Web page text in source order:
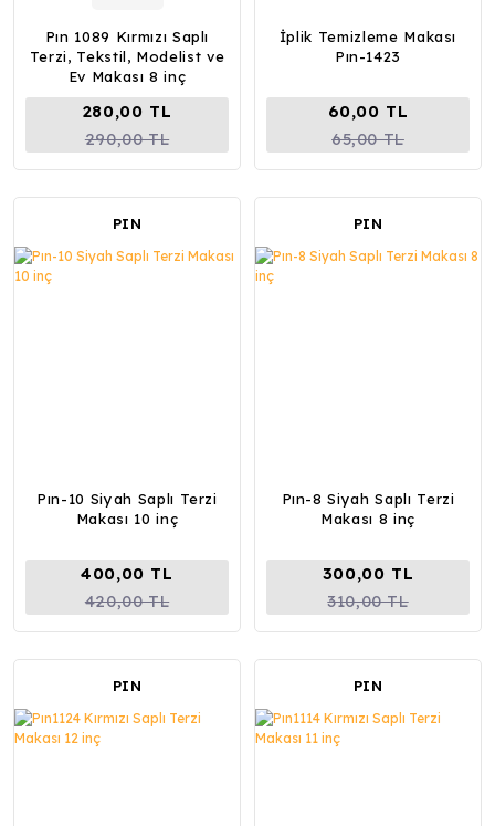
Pın 1089 Kırmızı Saplı
Terzi, Tekstil, Modelist ve
Ev Makası 8 inç
280,00 TL
290,00 TL
İplik Temizleme Makası
Pın-1423
60,00 TL
65,00 TL
PIN
Pın-10 Siyah Saplı Terzi
Makası 10 inç
400,00 TL
420,00 TL
PIN
Pın-8 Siyah Saplı Terzi
Makası 8 inç
300,00 TL
310,00 TL
PIN PIN